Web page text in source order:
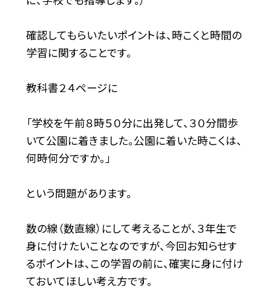
確認してもらいたいポイントは、時こくと時間の
学習に関することです。
教科書２４ページに
「学校を午前８時５０分に出発して、３０分間歩
いて公園に着きました。公園に着いた時こくは、
何時何分ですか。」
という問題があります。
数の線（数直線）にして考えることが、３年生で
身に付けたいことなのですが、今回お知らせす
るポイントは、この学習の前に、確実に身に付け
ておいてほしい考え方です。